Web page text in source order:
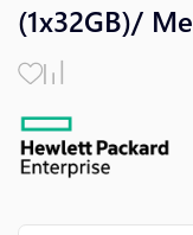
(1x32GB)/